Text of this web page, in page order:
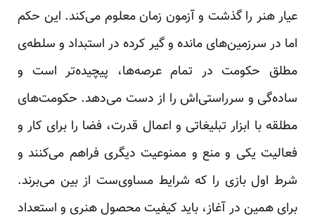
عیار هنر را گذشت و آزمون زمان معلوم می‌کند. این حکم
اما در سرزمین‌های مانده و گیر کرده در استبداد و سلطه‌ی
مطلق حکومت در تمام عرصه‌ها، پیچیده‌تر است و
ساده‌گی و سرراستی‌اش را از دست می‌دهد. حکومت‌های
مطلقه با ابزار تبلیغاتی و اعمال قدرت، فضا را برای کار و
فعالیت یکی و منع و ممنوعیت دیگری فراهم می‌کنند و
شرط اول بازی را که شرایط مساوی‌ست از بین می‌برند.
برای همین در آغاز، باید کیفیت محصول هنری و استعداد